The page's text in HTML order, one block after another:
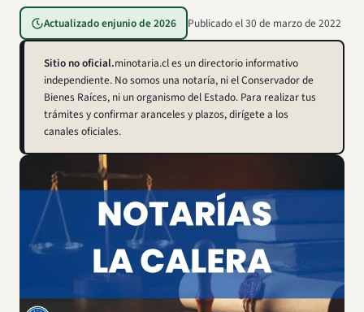
Actualizado enjunio de 2026 Publicado el30 de marzo de 2022
Sitio no oficial.minotaria.cl es un directorio informativo
independiente. No somos una notaría, ni el Conservador de
Bienes Raíces, ni un organismo del Estado. Para realizar tus
trámites y confirmar aranceles y plazos, dirígete a los
canales oficiales.